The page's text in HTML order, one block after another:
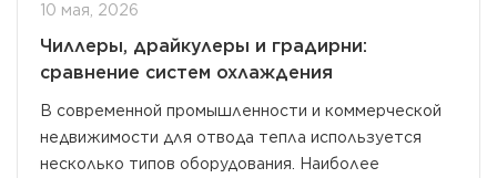
10 мая, 2026
Чиллеры, драйкулеры и градирни:
сравнение систем охлаждения
В современной промышленности и коммерческой
недвижимости для отвода тепла используется
несколько типов оборудования. Наиболее